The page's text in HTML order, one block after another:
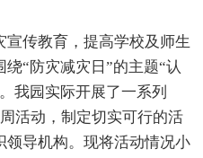
传教育，提高学校及师生
“防灾减灾日”的主题“认
我园实际开展了一系列
活动，制定切实可行的活
领导机构。现将活动情况小